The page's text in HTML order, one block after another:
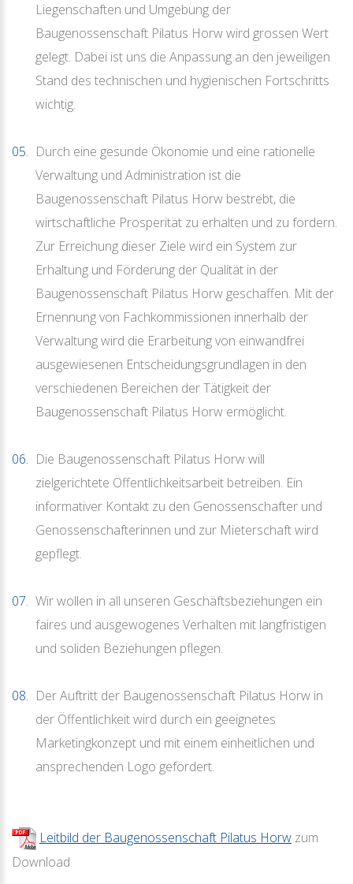
Liegenschaften und Umgebung der
Baugenossenschaft Pilatus Horw wird grossen Wert
gelegt. Dabei ist uns die Anpassung an den jeweiligen
Stand des technischen und hygienischen Fortschritts
wichtig.
Durch eine gesunde Ökonomie und eine rationelle
Verwaltung und Administration ist die
Baugenossenschaft Pilatus Horw bestrebt, die
wirtschaftliche Prosperität zu erhalten und zu fördern.
Zur Erreichung dieser Ziele wird ein System zur
Erhaltung und Förderung der Qualität in der
Baugenossenschaft Pilatus Horw geschaffen. Mit der
Ernennung von Fachkommissionen innerhalb der
Verwaltung wird die Erarbeitung von einwandfrei
ausgewiesenen Entscheidungsgrundlagen in den
verschiedenen Bereichen der Tätigkeit der
Baugenossenschaft Pilatus Horw ermöglicht.
Die Baugenossenschaft Pilatus Horw will
zielgerichtete Öffentlichkeitsarbeit betreiben. Ein
informativer Kontakt zu den Genossenschafter und
Genossenschafterinnen und zur Mieterschaft wird
gepflegt.
Wir wollen in all unseren Geschäftsbeziehungen ein
faires und ausgewogenes Verhalten mit langfristigen
und soliden Beziehungen pflegen.
Der Auftritt der Baugenossenschaft Pilatus Horw in
der Öffentlichkeit wird durch ein geeignetes
Marketingkonzept und mit einem einheitlichen und
ansprechenden Logo gefördert.
Leitbild der Baugenossenschaft Pilatus Horw zum
Download